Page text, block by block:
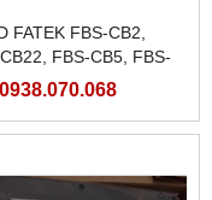
FATEK FBS-CB2,
FBS-CB5, FBS-
FBS-CB55